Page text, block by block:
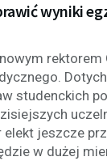
wyniki
rektorem
studenckich
elekt jeszcze
w dużej